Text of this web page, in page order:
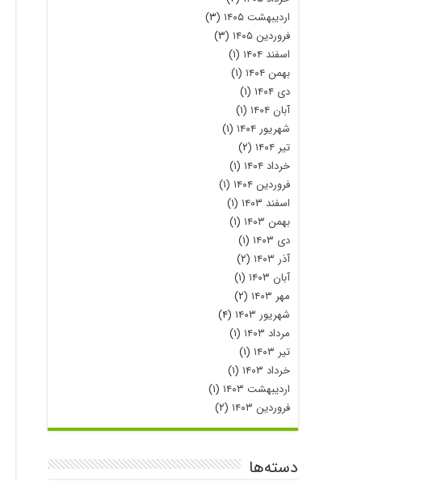
اردیبهشت ۱۴۰۵
(۳)
فروردین ۱۴۰۵
(۳)
اسفند ۱۴۰۴
(۱)
بهمن ۱۴۰۴
(۱)
دی ۱۴۰۴
(۱)
آبان ۱۴۰۴
(۱)
شهریور ۱۴۰۴
(۱)
تیر ۱۴۰۴
(۲)
خرداد ۱۴۰۴
(۱)
فروردین ۱۴۰۴
(۱)
اسفند ۱۴۰۳
(۱)
بهمن ۱۴۰۳
(۱)
دی ۱۴۰۳
(۱)
آذر ۱۴۰۳
(۲)
آبان ۱۴۰۳
(۱)
مهر ۱۴۰۳
(۲)
شهریور ۱۴۰۳
(۴)
مرداد ۱۴۰۳
(۱)
تیر ۱۴۰۳
(۱)
خرداد ۱۴۰۳
(۱)
اردیبهشت ۱۴۰۳
(۱)
فروردین ۱۴۰۳
(۲)
دسته‌ها